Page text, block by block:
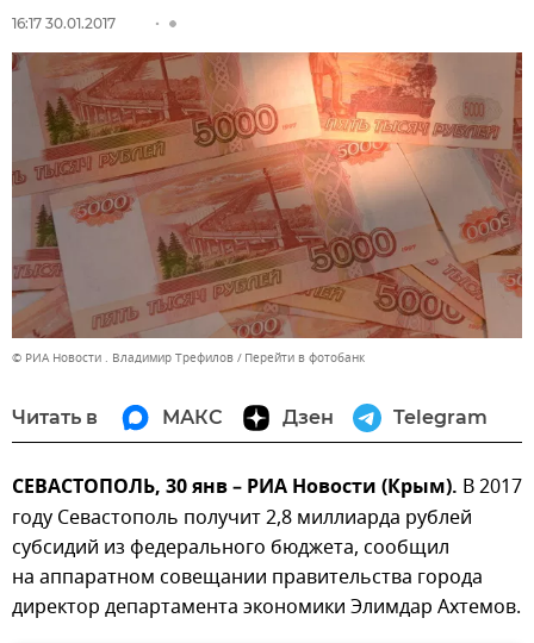
16:17 30.01.2017
© РИА Новости . Владимир Трефилов Перейти в фотобанк
Читать в МАКС Дзен Telegram
СЕВАСТОПОЛЬ, 30 янв – РИА Новости (Крым). В 2017
году Севастополь получит 2,8 миллиарда рублей
субсидий из федерального бюджета, сообщил
на аппаратном совещании правительства города
директор департамента экономики Элимдар Ахтемов.